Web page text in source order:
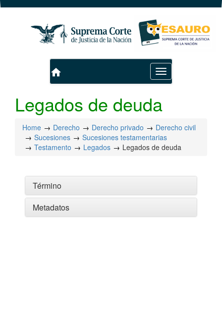
Toggle
navigation
home
Legados de deuda
Home Derecho Derecho privado
Derecho civil
Sucesiones
Sucesiones testamentarias
Testamento
Legados Legados de deuda
Término
Metadatos